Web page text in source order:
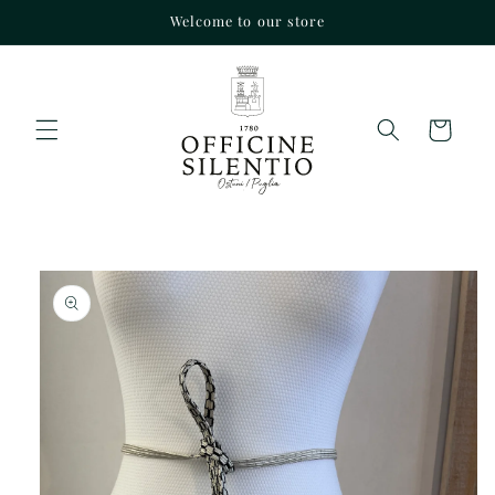
ai contenuti
Welcome to our store
Carrello
Passa alle
informazioni
sul prodotto